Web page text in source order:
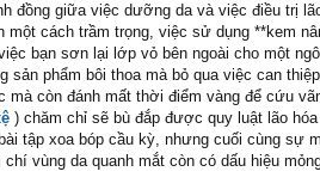
đồng giữa việc dưỡng da và việc điều trị
một cách trầm trọng, việc sử dụng **kem
bạn sơn lại lớp vỏ bên ngoài cho một
sản phẩm bôi thoa mà bỏ qua việc can
còn đánh mất thời điểm vàng để cứu
) chăm chỉ sẽ bù đắp được quy luật lão
tập xoa bóp cầu kỳ, nhưng cuối cùng sự
vùng da quanh mắt còn có dấu hiệu